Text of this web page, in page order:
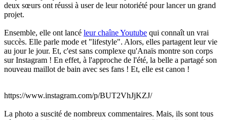
deux sœurs ont réussi à user de leur notoriété pour lancer un grand
projet.
Ensemble, elle ont lancé leur chaîne Youtube qui connaît un vrai
succès. Elle parle mode et "lifestyle". Alors, elles partagent leur vie
au jour le jour. Et, c'est sans complexe qu'Anaïs montre son corps
sur Instagram ! En effet, à l'approche de l'été, la belle a partagé son
nouveau maillot de bain avec ses fans ! Et, elle est canon !
https://www.instagram.com/p/BUT2VhJjKZJ/
La photo a suscité de nombreux commentaires. Mais, ils sont tous